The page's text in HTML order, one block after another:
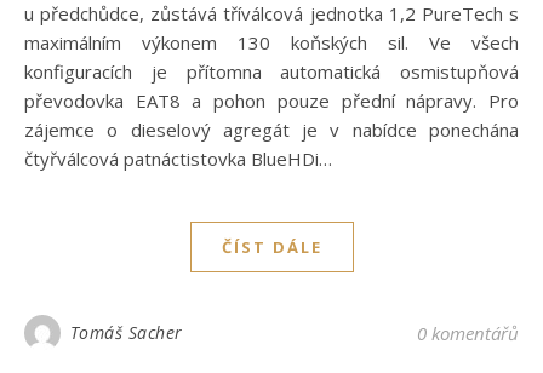
u předchůdce, zůstává tříválcová jednotka 1,2 PureTech s
maximálním výkonem 130 koňských sil. Ve všech
konfiguracích je přítomna automatická osmistupňová
převodovka EAT8 a pohon pouze přední nápravy. Pro
zájemce o dieselový agregát je v nabídce ponechána
čtyřválcová patnáctistovka BlueHDi…
ČÍST DÁLE
Tomáš Sacher 0 komentářů